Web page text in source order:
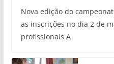
Nova edição do
as inscrições no dia 2 de
profissionais A